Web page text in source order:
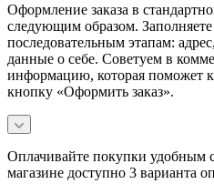
Оформление заказа в
следующим образом.
последовательным этапам:
данные о себе. Советуем в
информацию, которая поможет
кнопку «Оформить заказ».
Оплачивайте покупки удобным
магазине доступно 3 варианта